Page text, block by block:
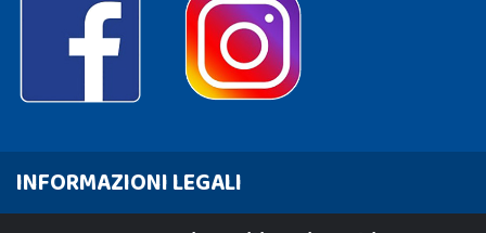
INFORMAZIONI LEGALI